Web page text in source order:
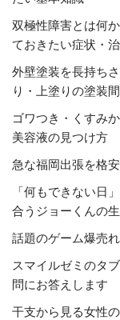
双極性障害とは何
ておきたい症状・
外壁塗装を長持ち
り・上塗りの塗装
ゴワつき・くすみ
美容液の見つけ方
急な福岡出張を格
「何もできない日
合うジョーくんの
話題のゲーム爆売
スマイルゼミのタ
問にお答えします
干支から見る女性